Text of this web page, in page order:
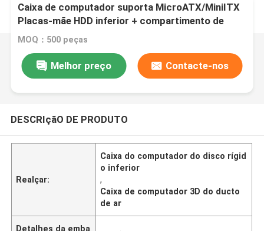
Caixa de computador suporta MicroATX/MiniITX
Placas-mãe HDD inferior + compartimento de
alimentação para armazenamento duplo SSD
Ventilador de 5 velocidades com design de ducto
de ar 3D
MOQ：500 peças
Melhor preço Contacte-nos
DESCRIçãO DE PRODUTO
Realçar:
Caixa do computador do disco rígid
o inferior
,
Caixa de computador 3D do ducto
de ar
Detalhes da emba